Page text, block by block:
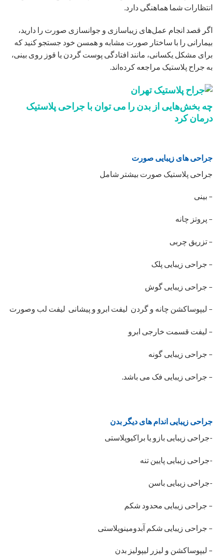
انتظارات شما هماهنگی دارد.
اگر قصد انجام عمل‌های زیباسازی و جوانسازی صورت را دارید،
بیمارانی را با ساختار صورت مشابه و همسن خود جستجو کنید که
برای مشکل یکسانی، مانند افتادگی پوست گردن یا قوز روی بینی،
به جراح پلاستیک مراجعه کرده‌اند.
چه بخش‌هایی از بدن را می توان با جراحی پلاستیک
درمان کرد
جراحی های زیبایی صورت
جراحی پلاستیک صورت بیشتر شامل
– بینی
– پروتز چانه
– تزریق چربی
– جراحی زیبایی پلک
– جراحی زیبایی گوش
– لیپوساکشن چانه و گردن لیفت ابرو و پیشانی لیفت لب وصورت
– لیفت قسمت خارجی ابرو
– جراحی زیبایی گونه
– جراحی زیبایی فک می باشد.
جراحی زیبایی اندام های دیگر بدن
-جراحی زیبایی بازو یا براکیوپلاستی
-جراحی زیبایی پایین تنه
-جراحی زیبایی باسن
– جراحی زیبایی محدود شکم
– جراحی زیبایی شکم آبدومینوپلاستی
– لیپوساکشن و لیزر لیپولیز بدن